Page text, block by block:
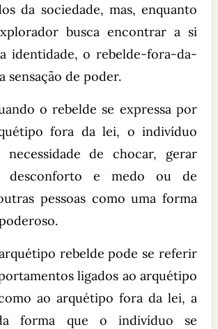
da sociedade, mas, enquanto
busca encontrar a si
identidade, o rebelde-fora-da-
sensação de poder.
o rebelde se expressa por
fora da lei, o indivíduo
de chocar, gerar
desconforto e medo ou de
pessoas como uma forma
rebelde pode se referir
ligados ao arquétipo
ao arquétipo fora da lei, a
forma que o indivíduo se